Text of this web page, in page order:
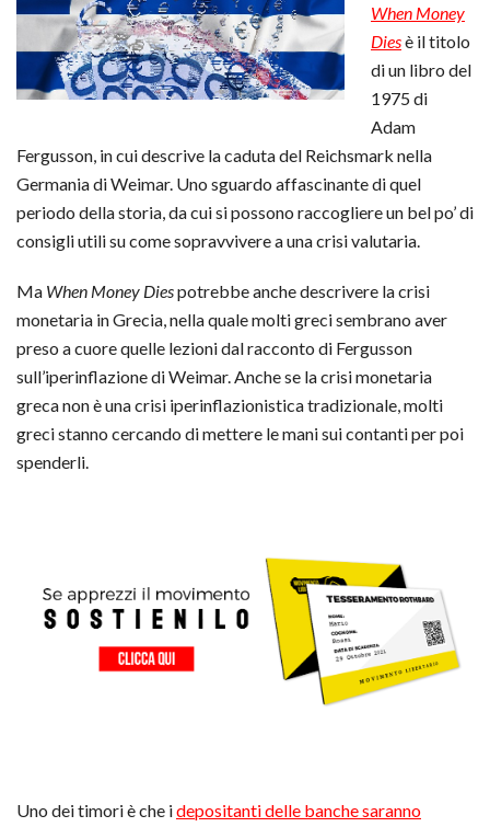
When Money
Diesè il titolo
di un libro del
1975 di
Adam
Fergusson, in cui descrive la caduta del Reichsmark nella
Germania di Weimar. Uno sguardo affascinante di quel
periodo della storia, da cui si possono raccogliere un bel po’ di
consigli utili su come sopravvivere a una crisi valutaria.
Ma When Money Diespotrebbe anche descrivere la crisi
monetaria in Grecia, nella quale molti greci sembrano aver
preso a cuore quelle lezioni dal racconto di Fergusson
sull’iperinflazione di Weimar. Anche se la crisi monetaria
greca non è una crisi iperinflazionistica tradizionale, molti
greci stanno cercando di mettere le mani sui contanti per poi
spenderli.
Uno dei timori è che idepositanti delle banche saranno